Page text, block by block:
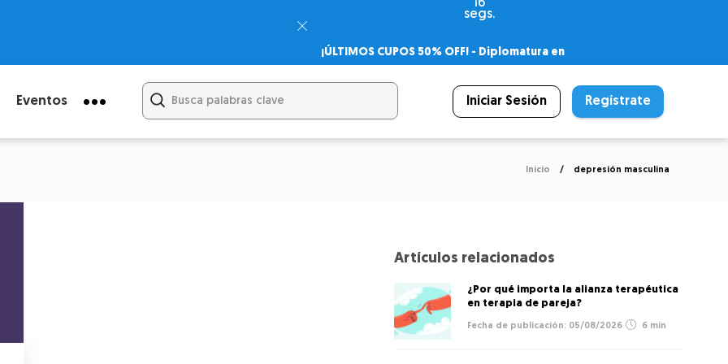
16
segs.
¡ÚLTIMOS CUPOS 50% OFF! - Diplomatura en
– Certificado Universitario
Eventos Iniciar Sesión Regístrate
Inicio depresión masculina
Artículos relacionados
¿Por qué importa la alianza terapéutica
en terapia de pareja?
05/08/2026 6 min